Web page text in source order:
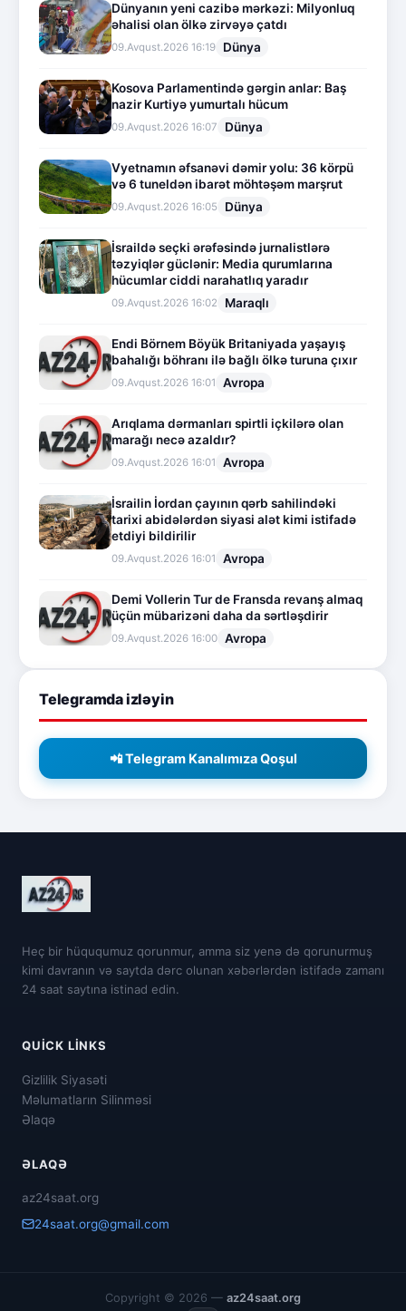
Dünyanın yeni cazibə mərkəzi: Milyonluq
əhalisi olan ölkə zirvəyə çatdı
09.Avqust.2026 16:19 Dünya
Kosova Parlamentində gərgin anlar: Baş
nazir Kurtiyə yumurtalı hücum
09.Avqust.2026 16:07 Dünya
Vyetnamın əfsanəvi dəmir yolu: 36 körpü
və 6 tuneldən ibarət möhtəşəm marşrut
09.Avqust.2026 16:05 Dünya
İsraildə seçki ərəfəsində jurnalistlərə
təzyiqlər güclənir: Media qurumlarına
hücumlar ciddi narahatlıq yaradır
09.Avqust.2026 16:02 Maraqlı
Endi Börnem Böyük Britaniyada yaşayış
bahalığı böhranı ilə bağlı ölkə turuna çıxır
09.Avqust.2026 16:01 Avropa
Arıqlama dərmanları spirtli içkilərə olan
marağı necə azaldır?
09.Avqust.2026 16:01 Avropa
İsrailin İordan çayının qərb sahilindəki
tarixi abidələrdən siyasi alət kimi istifadə
etdiyi bildirilir
09.Avqust.2026 16:01 Avropa
Demi Vollerin Tur de Fransda revanş almaq
üçün mübarizəni daha da sərtləşdirir
09.Avqust.2026 16:00 Avropa
Telegramda izləyin
📲 Telegram Kanalımıza Qoşul
Heç bir hüququmuz qorunmur, amma siz yenə də qorunurmuş
kimi davranın və saytda dərc olunan xəbərlərdən istifadə zamanı
24 saat saytına istinad edin.
QUICK LINKS
Gizlilik Siyasəti
Məlumatların Silinməsi
Əlaqə
ƏLAQƏ
az24saat.org
24saat.org@gmail.com
Copyright © 2026 — az24saat.org